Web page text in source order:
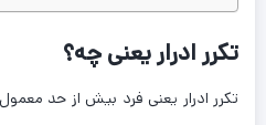
تکرر ادرار یعنی چه؟
تکرر ادرار یعنی فرد بیش از حد معمول